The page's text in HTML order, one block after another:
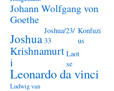
Johann Wolfgang von
Goethe
Joshua
Joshua/23/
33
Konfuzi
us
Krishnamurt
i
Laot
se
Leonardo da vinci
Ludwig van